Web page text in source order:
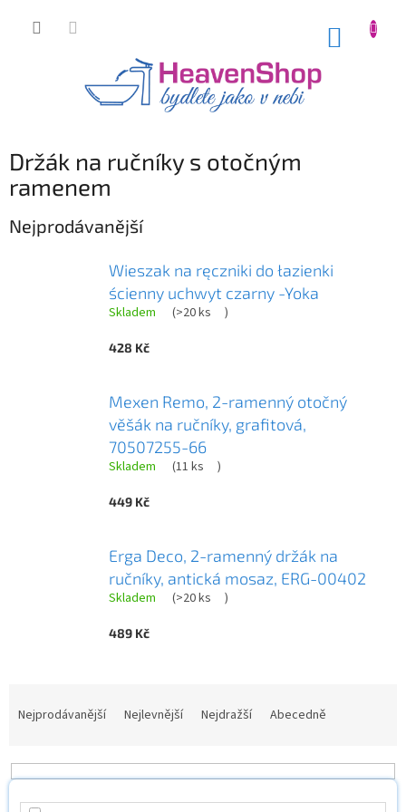
Držák na ručníky s otočným
ramenem
Nejprodávanější
Wieszak na ręczniki do łazienki
ścienny uchwyt czarny -Yoka
Skladem (>20 ks )
428 Kč
Mexen Remo, 2-ramenný otočný
věšák na ručníky, grafitová,
70507255-66
Skladem (11 ks )
449 Kč
Erga Deco, 2-ramenný držák na
ručníky, antická mosaz, ERG-00402
Skladem (>20 ks )
489 Kč
n
Nejprodávanější Nejlevnější Nejdražší Abecedně